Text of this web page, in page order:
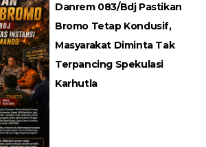
Danrem 083/Bdj Pastikan
Bromo Tetap Kondusif,
Masyarakat Diminta Tak
Terpancing Spekulasi
Karhutla